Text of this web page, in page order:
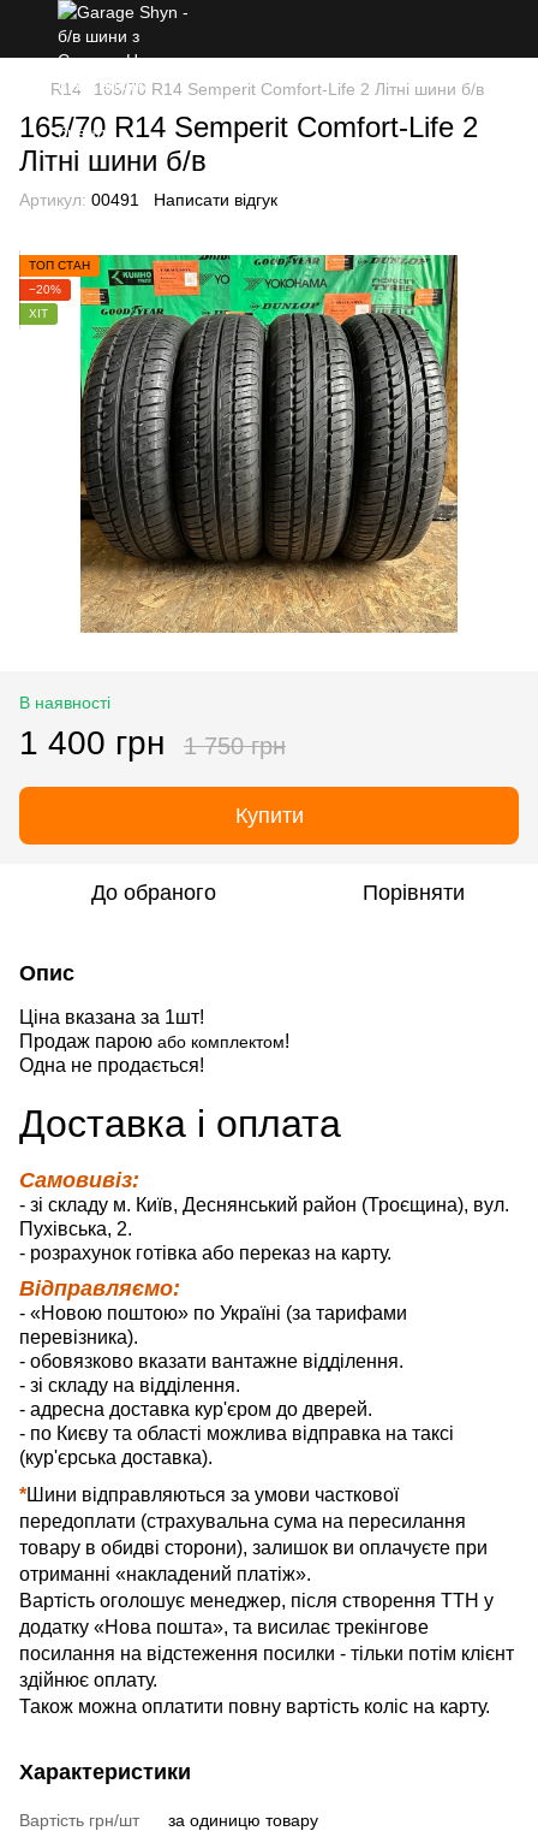
R14 165/70 R14 Semperit Comfort-Life 2 Літні шини б/в
165/70 R14 Semperit Comfort-Life 2
Літні шини б/в
Артикул: 00491 Написати відгук
ТОП СТАН
−20%
ХІТ
В наявності
1 400 грн 1 750 грн
Купити
До обраного Порівняти
Опис
Ціна вказана за 1шт!
Продаж парою або комплектом!
Одна не продається!
Доставка і оплата
Самовивіз:
- зі складу м. Київ, Деснянський район (Троєщина), вул.
Пухівська, 2.
- розрахунок готівка або переказ на карту.
Відправляємо:
- «Новою поштою» по Україні (за тарифами
перевізника).
- обовязково вказати вантажне відділення.
- зі складу на відділення.
- адресна доставка кур'єром до дверей.
- по Києву та області можлива відправка на таксі
(кур'єрська доставка).
*Шини відправляються за умови часткової
передоплати (страхувальна сума на пересилання
товару в обидві сторони), залишок ви оплачуєте при
отриманні «накладений платіж».
Вартість оголошує менеджер, після створення ТТН у
додатку «Нова пошта», та висилає трекінгове
посилання на відстеження посилки - тільки потім клієнт
здійнює оплату.
Також можна оплатити повну вартість коліс на карту.
Характеристики
Вартість грн/шт
за одиницю товару